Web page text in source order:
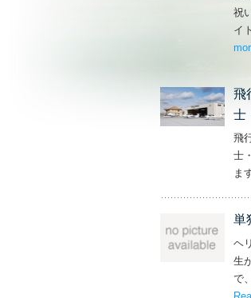
祝
イ
飛
士
飛
士
ま
単
ヘ
生
で